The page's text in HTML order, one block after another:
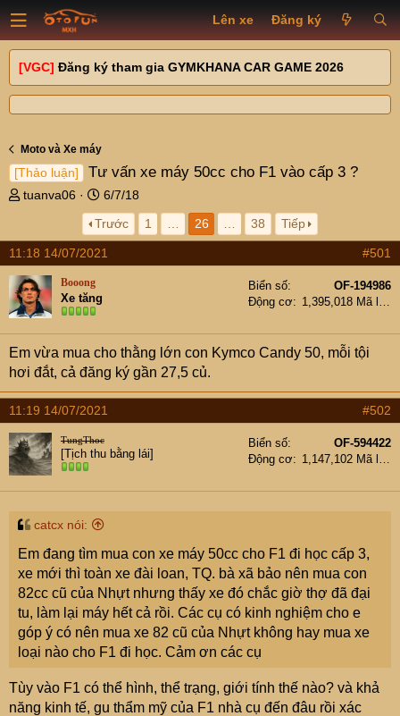
Lên xe Đăng ký
[VGC] Đăng ký tham gia GYMKHANA CAR GAME 2026
Moto và Xe máy
[Thảo luận] Tư vấn xe máy 50cc cho F1 vào cấp 3 ?
T
e
a
d
s
t
r
e
r
tuanva06
N
g
à
y
g
6/7/18
Trước
1 26 38 Tiếp
11:18 14/07/2021 #501
Booong
Xe tăng
Biển số
OF-194986
Động cơ
1,395,018 Mã lực
Em vừa mua cho thằng lớn con Kymco Candy 50, mỗi tội
hơi đắt, cả đăng ký gần 27,5 củ.
11:19 14/07/2021 #502
TungThoc
[Tịch thu bằng lái]
Biển số
OF-594422
Động cơ
1,147,102 Mã lực
catcx nói:
Em đang tìm mua con xe máy 50cc cho F1 đi học cấp 3,
xe mới thì toàn xe đài loan, TQ. bà xã bảo nên mua con
82cc cũ của Nhựt nhưng thấy xe đó chắc giờ thợ đã đại
tu, làm lại máy hết cả rồi. Các cụ có kinh nghiệm cho e
góp ý có nên mua xe 82 cũ của Nhựt không hay mua xe
loại nào cho F1 đi học. Cảm ơn các cụ
Tùy vào F1 có thể hình, thể trạng, giới tính thế nào? và khả
năng kinh tế, gu thẩm mỹ của F1 nhà cụ đến đâu rồi xác